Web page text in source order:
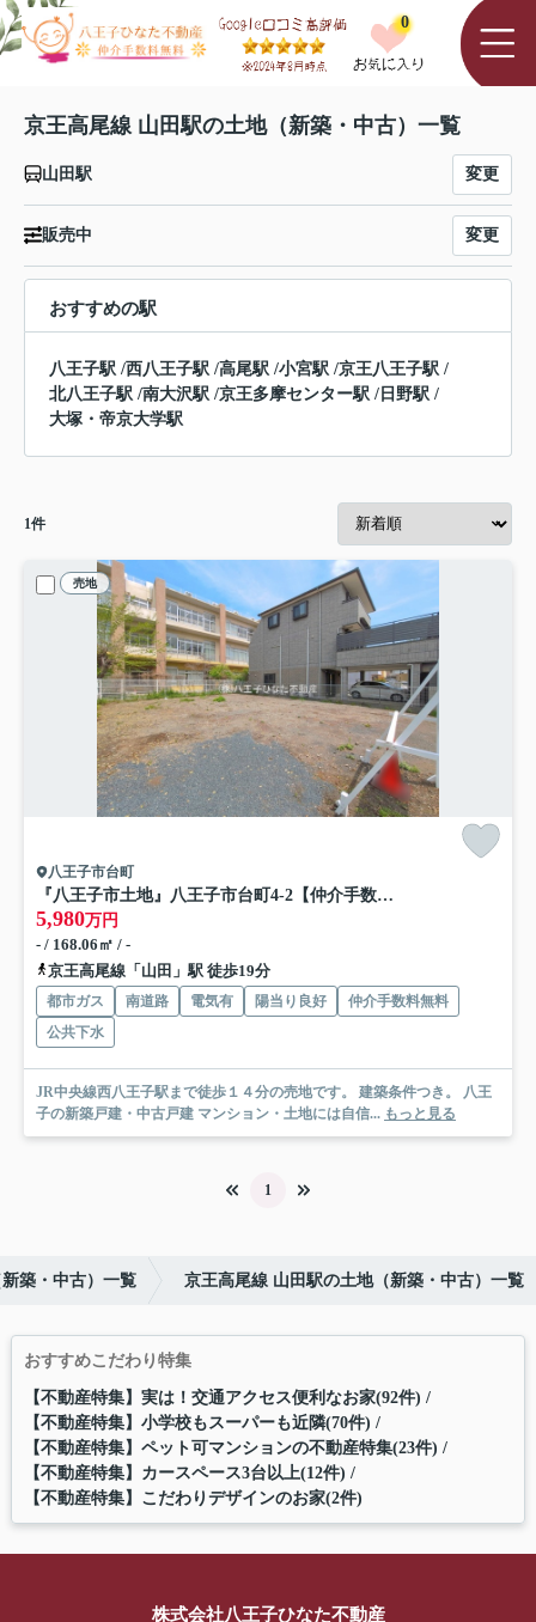
0
京王高尾線 山田駅の土地（新築・中古）一覧
山田駅 変更
販売中 変更
おすすめの駅
八王子駅 /西八王子駅 /高尾駅 /小宮駅 /京王八王子駅 /
北八王子駅 /南大沢駅 /京王多摩センター駅 / 日野駅 /
大塚・帝京大学駅
1件
売地
八王子市台町
『八王子市土地』八王子市台町4-2【仲介手数料無料】
5,980万円
- / 168.06㎡ / -
京王高尾線「山田」駅 徒歩19分
都市ガス 南道路 電気有 陽当り良好
仲介手数料無料
公共下水
JR中央線西八王子駅まで徒歩１４分の売地です。 建築条件つき。 八王
子の新築戸建・中古戸建 マンション・土地には自信... もっと見る
1
築・中古）一覧 京王高尾線 山田駅の土地（新築・中古）一覧
おすすめこだわり特集
【不動産特集】実は！交通アクセス便利なお家(92件)
【不動産特集】小学校もスーパーも近隣(70件)
【不動産特集】ペット可マンションの不動産特集(23件)
【不動産特集】カースペース3台以上(12件)
【不動産特集】こだわりデザインのお家(2件)
株式会社八王子ひなた不動産